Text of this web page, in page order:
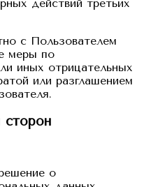
действий третьих
с Пользователем
меры по
иных отрицательных
или разглашением
сторон
о